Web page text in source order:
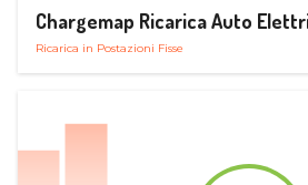
Chargemap Ricarica Auto
Ricarica in Postazioni Fisse